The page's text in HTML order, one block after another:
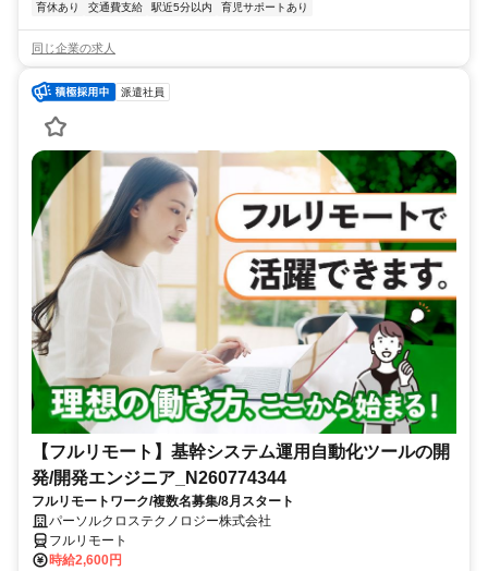
育休あり
交通費支給 駅近5分以内 育児サポートあり
同じ企業の求人
派遣社員
【フルリモート】基幹システム運用自動化ツールの開
発/開発エンジニア_N260774344
フルリモートワーク/複数名募集/8月スタート
パーソルクロステクノロジー株式会社
フルリモート
時給2,600円